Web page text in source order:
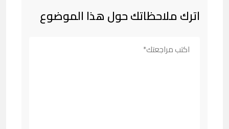
اترك ملاحظاتك حول هذا الموضوع